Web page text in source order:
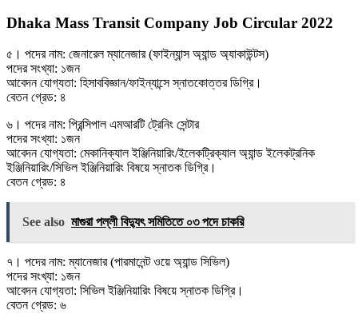
Dhaka Mass Transit Company Job Circular 2022
৫। পদের নাম: জেনারেল ম্যানেজার (ফাইন্যান্স অ্যান্ড অ্যাকাউন্টস)
পদের সংখ্যা: ১জন
আবেদন যোগ্যতা: হিসাববিজ্ঞান/ফাইন্যান্সে স্নাতকোত্তর ডিগ্রি।
বেতন গ্রেড: ৪
৬। পদের নাম: প্রিন্সিপাল এমআরটি ট্রেনিং সেন্টার
পদের সংখ্যা: ১জন
আবেদন যোগ্যতা: মেকানিক্যাল ইঞ্জিনিয়ারিং/ইলেকট্রিক্যাল অ্যান্ড ইলেকট্রনিক
ইঞ্জিনিয়ারিং/সিভিল ইঞ্জিনিয়ারিং বিষয়ে স্নাতক ডিগ্রি।
বেতন গ্রেড: ৪
See also মাগুরা পল্লী বিদ্যুৎ সমিতিতে ০৩ পদে চাকরি
৭। পদের নাম: ম্যানেজার (পারমানেন্ট ওয়ে অ্যান্ড সিভিল)
পদের সংখ্যা: ১জন
আবেদন যোগ্যতা: সিভিল ইঞ্জিনিয়ারিং বিষয়ে স্নাতক ডিগ্রি।
বেতন গ্রেড: ৬